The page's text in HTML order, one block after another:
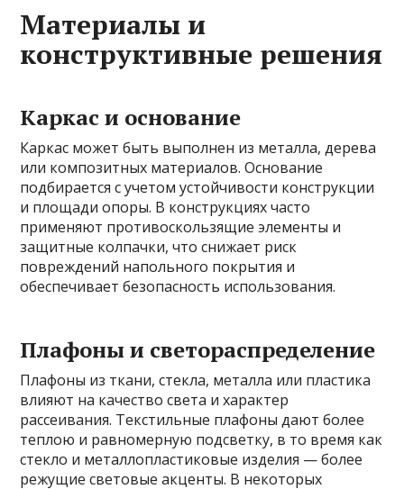
Материалы и
конструктивные решения
Каркас и основание
Каркас может быть выполнен из металла, дерева
или композитных материалов. Основание
подбирается с учетом устойчивости конструкции
и площади опоры. В конструкциях часто
применяют противоскользящие элементы и
защитные колпачки, что снижает риск
повреждений напольного покрытия и
обеспечивает безопасность использования.
Плафоны и светораспределение
Плафоны из ткани, стекла, металла или пластика
влияют на качество света и характер
рассеивания. Текстильные плафоны дают более
теплою и равномерную подсветку, в то время как
стекло и металлопластиковые изделия — более
режущие световые акценты. В некоторых